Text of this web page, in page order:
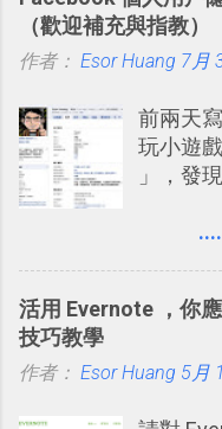
板分享
置。不
的， 那
你」的
標籤在
相片圖
審查」
鴉牆上
（歡迎補充與指教）
作者： Esor Huang 7月
前兩天
玩小遊
」，發
有趣的
哪張相
活用 Evernote ，你
技巧教學
作者： Esor Huang 5月